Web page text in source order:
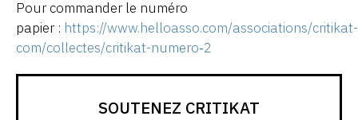
Pour commander le numéro
papier : https://www.helloasso.com/associations/critikat-
com/collectes/critikat-numero‑2
SOUTENEZ CRITIKAT